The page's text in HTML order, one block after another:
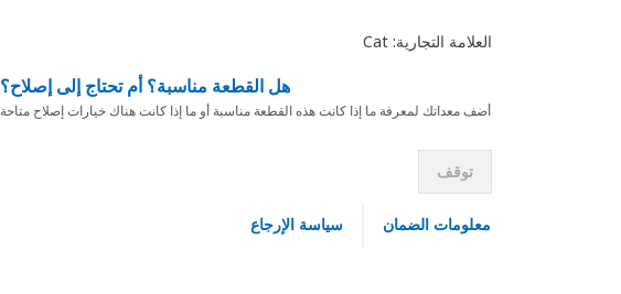
العلامة التجارية: Cat
هل القطعة مناسبة؟ أم تحتاج إلى إصلاح؟
أضف معداتك لمعرفة ما إذا كانت هذه القطعة مناسبة أو ما إذا كانت هناك خيارات إصلاح متاحة
توقف
معلومات الضمان سياسة الإرجاع